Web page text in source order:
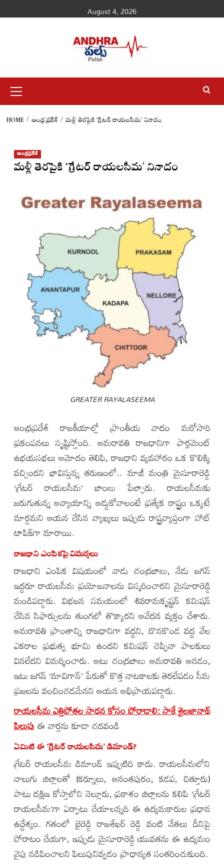
to
August 4, 2026
Menu
HOME ఆంధ్రప్రదేశ్ మళ్లీ తెరపైకి ‘గ్రేటర్ రాయలసీమ’ నినాదం
ఆంధ్రప్రదేశ్
మళ్లీ తెరపైకి ‘గ్రేటర్ రాయలసీమ’ నినాదం
GREATER RAYALASEEMA
ఆంధ్రప్రదేశ్‌ రాజకీయాల్లో ప్రాంతీయ వాదం మరోసారి
ప్రకంపనలు సృష్టిస్తోంది. అమరావతి రాజధానిగా పార్లమెంట్‌
ఉభయసభలు ఆమోదం తెలిపి, రాజధాని వ్యవహారం ఒక కొలిక్కి
వచ్చిందని భావిస్తున్న తరుణంలో.. మాజీ మంత్రి మైసూరారెడ్డి
‘గ్రేటర్ రాయలసీమ’ బాంబు పేల్చారు. రాయలసీమకు
జరుగుతున్న అన్యాయాన్ని అడ్డుకోవాలంటే ప్రత్యేక రాష్ట్రం ఒక్కటే
మార్గమని ఆయన చేసిన వ్యాఖ్యలు ఇప్పుడు రాష్ట్రవ్యాప్తంగా హాట్
టాపిక్‌గా మారాయి.
రాజధాని ఎంపికపై విమర్శలు
రాజధాని ఎంపిక విషయంలో నాడు చంద్రబాబు, నేడు జగన్
ఇద్దరూ రాయలసీమ ప్రయోజనాలను విస్మరించారని మైసూరారెడ్డి
మండిపడ్డారు. విభజన సమయంలో శివరామకృష్ణన్ కమిషన్
చేసిన సిఫార్సులను తుంగలో తొక్కారని ఆవేదన వ్యక్తం చేశారు.
అమరావతి ప్రాంతాన్ని రాజధానిగా వద్దని, దొనకొండ వద్ద వేల
ఎకరాల ప్రభుత్వ భూమి ఉందని కమిషన్ చెప్పినా పాలకులు
వినలేదని విమర్శించారు. అటు చంద్రబాబు అమరావతి అనడం,
ఇటు జగన్ ‘మావిగాన్’ పేరుతో కొత్త నాటకాలకు తెరలేపడం సీమ
ప్రజలను వంచించడమేనని ఆయన అభిప్రాయపడ్డారు.
రాయలసీమ ఎత్తిపోతల సాధన కోసం పోరాడాలి: సాకే శైలజానాథ్
పిలుపుఈ వార్తను కూడా చదవండి
ఏమిటి ఈ ‘గ్రేటర్ రాయలసీమ’ డిమాండ్?
గ్రేటర్ రాయలసీమ డిమాండ్ ఇప్పుటిది కాదు. రాయలసీమలోని
నాలుగు జిల్లాలతో (కర్నూలు, అనంతపురం, కడప, చిత్తూరు)
పాటు దక్షిణ కోస్తాలోని నెల్లూరు, ప్రకాశం జిల్లాలను కలిపి ‘గ్రేటర్
రాయలసీమ’గా ఏర్పాటు చేయాలన్నది ఈ ఉద్యమకారుల ప్రధాన
ఉద్దేశ్యం. గతంలో బైరెడ్డి రాజశేఖర్ రెడ్డి వంటి నేతలు దీనిపై
పోరాటం చేయగా, ఇప్పుడు మైసూరారెడ్డి యువతను ఈ ఉద్యమం
వైపు నడిపించాలని పిలుపునివ్వడం ప్రాధాన్యత సంతరించుకుంది.